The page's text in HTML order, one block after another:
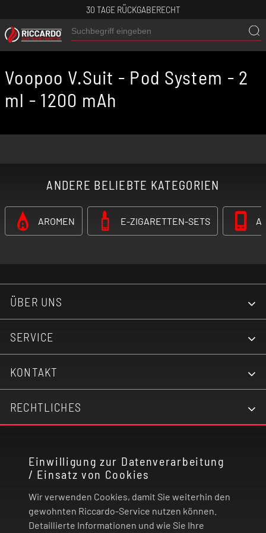
30 TAGE RÜCKGABERECHT
Einwilligung zur Datenverarbeitung
/ Einsatz von Cookies
Wir verwenden Cookies, damit Sie weiterhin den
gewohnten Riccardo-Service nutzen können.
Detaillierte Informationen und wie Sie Ihre
Voopoo V.Suit - Pod System - 2
ml - 1200 mAh
ANDERE BELIEBTE KATEGORIEN
AROMEN E-ZIGARETTEN-SETS
ÜBER UNS
SERVICE
KONTAKT
RECHTLICHES
VERTRAG WIDERRUFEN
© 2026 | Riccardo Onlinestore GmbH